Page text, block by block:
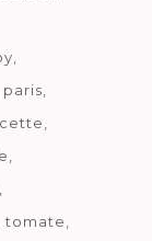
paris
tomate